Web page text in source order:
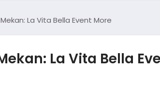
La Vita Bella Event More
La Vita Bella